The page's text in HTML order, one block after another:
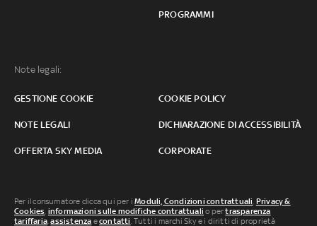
PROGRAMMI
Note legali:
GESTIONE COOKIE COOKIE POLICY
NOTE LEGALI DICHIARAZIONE DI ACCESSIBILITÀ
OFFERTA SKY MEDIA CORPORATE
Per il consumatore clicca qui per iModuli, Condizioni contrattuali, Privacy &
Cookies, informazioni sulle modifiche contrattuali o pertrasparenza
tariffaria,assistenza econtatti. Tutti i marchi Sky e i diritti di proprietà